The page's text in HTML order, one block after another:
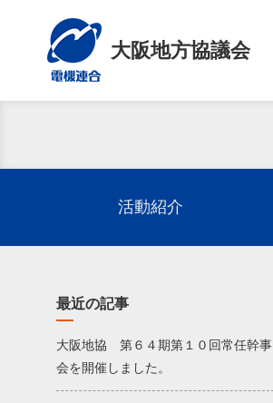
大阪地方協議会
活動紹介
最近の記事
大阪地協 第６４期第１０回常任幹事
会を開催しました。